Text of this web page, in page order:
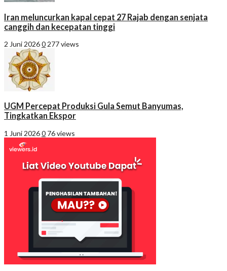
Iran meluncurkan kapal cepat 27 Rajab dengan senjata
canggih dan kecepatan tinggi
2 Juni 20260 277 views
UGM Percepat Produksi Gula Semut Banyumas,
Tingkatkan Ekspor
1 Juni 20260 76 views